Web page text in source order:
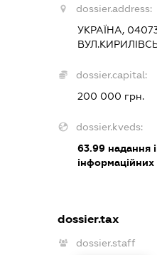
dossier.address:
УКРАЇНА,
dossier.capital:
200 000 грн.
dossier.kveds:
63.99 надання
інформаційних
dossier.tax
dossier.staff